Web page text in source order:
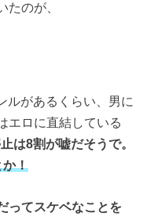
たのが、
ルがあるくらい、男に
エロに直結している
は8割が嘘だそうで。
か！
ってスケベなことを